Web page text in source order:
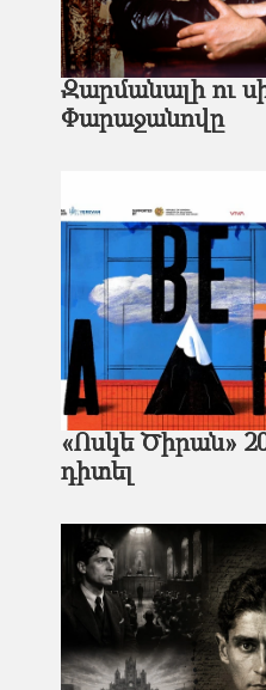
Զարմանալի ու
Փարաջանովը
«Ոսկե Ծիրան»
դիտել